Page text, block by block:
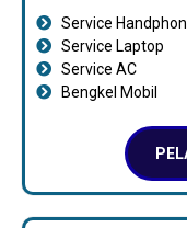
Service
Service Laptop
Service AC
Bengkel Mobil